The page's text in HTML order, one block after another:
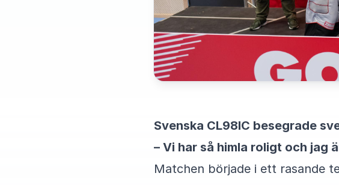
Svenska CL98IC besegrade
– Vi har så himla roligt och jag
Matchen började i ett rasande